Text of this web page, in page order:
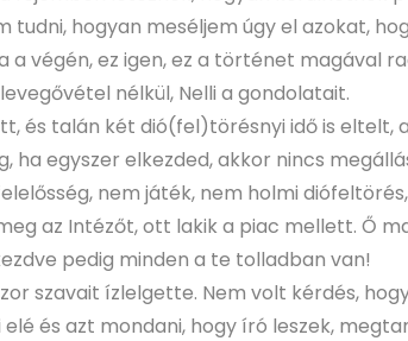
hogyan meséljem úgy el azokat,
a végén, ez igen, ez a történet magával
nélkül, Nelli a gondolatait.
és talán két dió(fel)törésnyi idő is eltelt,
ha egyszer elkezded, akkor nincs
nem játék, nem holmi
az Intézőt, ott lakik a piac mellett. Ő
pedig minden a te tolladban van!
szavait ízlelgette. Nem volt kérdés,
elé és azt mondani, hogy író leszek,